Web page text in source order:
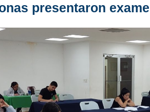
presentaron